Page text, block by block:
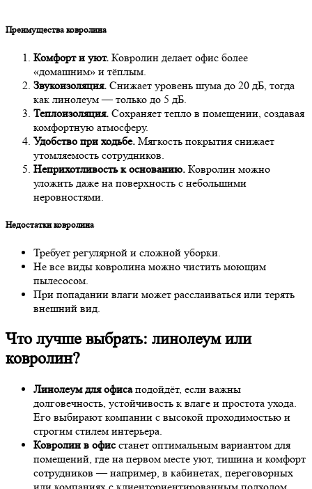
Преимущества ковролина
Комфорт и уют. Ковролин делает офис более
«домашним» и тёплым.
Звукоизоляция. Снижает уровень шума до 20 дБ, тогда
как линолеум — только до 5 дБ.
Теплоизоляция. Сохраняет тепло в помещении, создавая
комфортную атмосферу.
Удобство при ходьбе. Мягкость покрытия снижает
утомляемость сотрудников.
Неприхотливость к основанию. Ковролин можно
уложить даже на поверхность с небольшими
неровностями.
Недостатки ковролина
Требует регулярной и сложной уборки.
Не все виды ковролина можно чистить моющим
пылесосом.
При попадании влаги может расслаиваться или терять
внешний вид.
Что лучше выбрать: линолеум или
ковролин?
Линолеум для офисаподойдёт, если важны
долговечность, устойчивость к влаге и простота ухода.
Его выбирают компании с высокой проходимостью и
строгим стилем интерьера.
Ковролин в офисстанет оптимальным вариантом для
помещений, где на первом месте уют, тишина и комфорт
сотрудников — например, в кабинетах, переговорных